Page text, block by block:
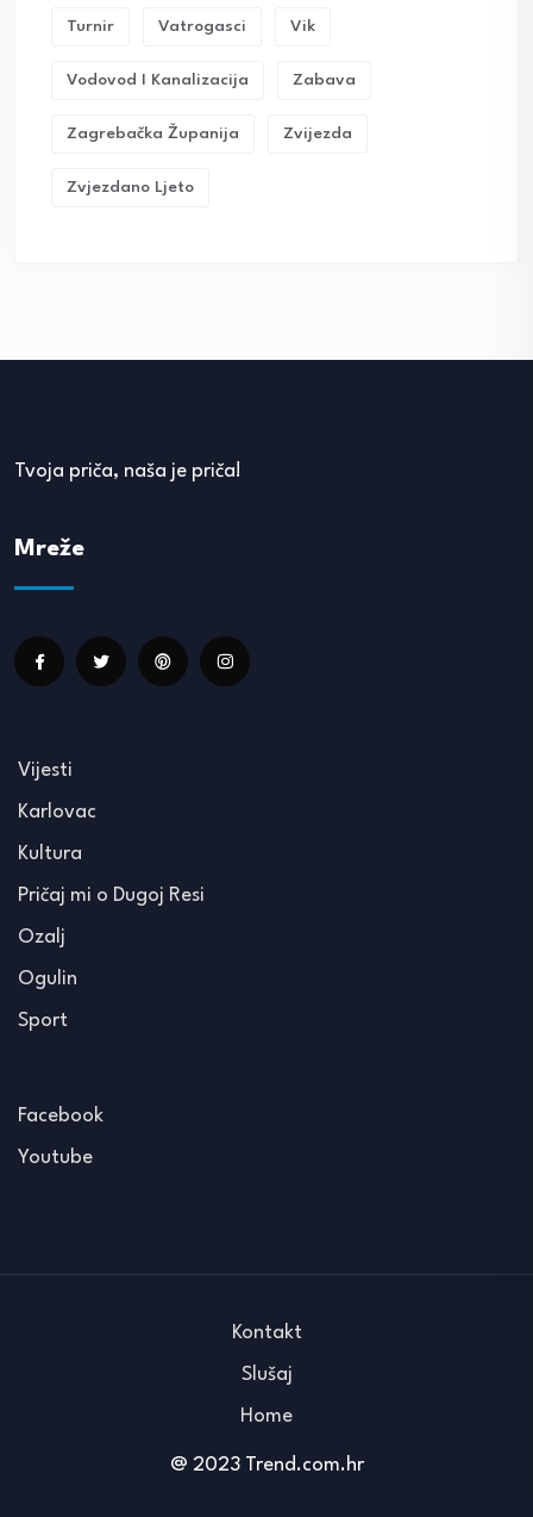
Turnir Vatrogasci Vik
Vodovod I Kanalizacija Zabava
Zagrebačka Županija Zvijezda
Zvjezdano Ljeto
Tvoja priča, naša je priča!
Mreže
Vijesti
Karlovac
Kultura
Pričaj mi o Dugoj Resi
Ozalj
Ogulin
Sport
Facebook
Youtube
@ 2023 Trend.com.hr
Kontakt
Slušaj
Home